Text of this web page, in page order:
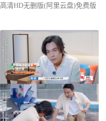
高清HD无删版(阿里云盘)免费版